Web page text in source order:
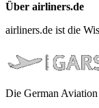
Über airliners.de
airliners.de ist die
Die German